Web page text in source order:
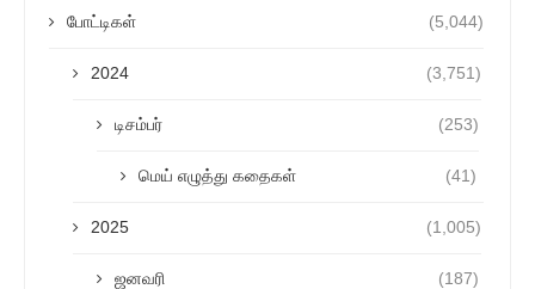
போட்டிகள் (5,044)
2024 (3,751)
டிசம்பர் (253)
மெய் எழுத்து கதைகள் (41)
2025 (1,005)
ஜனவரி (187)